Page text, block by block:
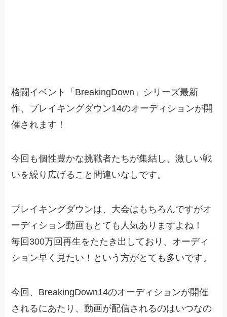
格闘イベント「BreakingDown」シリーズ最新
作、ブレイキングダウン14のオーディションが開
催されます！
今回も個性豊かな挑戦者たちが集結し、激しい戦
いを繰り広げること間違いなしです。
ブレイキングダウンは、大会はもちろんですがオ
ーディション動画もとても人気ありますよね！
毎回300万回再生をたたき出しており、オーディ
ション早く見たい！という方がとても多いです。
今回、BreakingDown14のオーディションが開催
されるにあたり、動画が配信されるのはいつなの